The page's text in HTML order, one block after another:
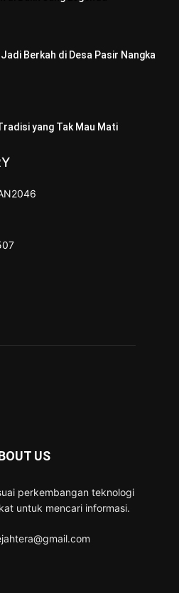
Berkah di Desa Pasir Nangka
yang Tak Mau Mati
2046
US
perkembangan teknologi
untuk mencari informasi.